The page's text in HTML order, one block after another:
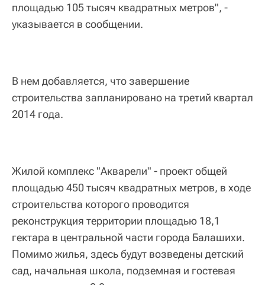
площадью 105 тысяч квадратных метров", -
указывается в сообщении.
В нем добавляется, что завершение
строительства запланировано на третий квартал
2014 года.
Жилой комплекс "Акварели" - проект общей
площадью 450 тысяч квадратных метров, в ходе
строительства которого проводится
реконструкция территории площадью 18,1
гектара в центральной части города Балашихи.
Помимо жилья, здесь будут возведены детский
сад, начальная школа, подземная и гостевая